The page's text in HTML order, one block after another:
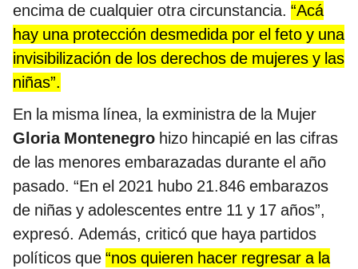
encima de cualquier otra circunstancia. “Acá
hay una protección desmedida por el feto y una
invisibilización de los derechos de mujeres y las
niñas”.
En la misma línea, la exministra de la Mujer
Gloria Montenegro hizo hincapié en las cifras
de las menores embarazadas durante el año
pasado. “En el 2021 hubo 21.846 embarazos
de niñas y adolescentes entre 11 y 17 años”,
expresó. Además, criticó que haya partidos
políticos que “nos quieren hacer regresar a la